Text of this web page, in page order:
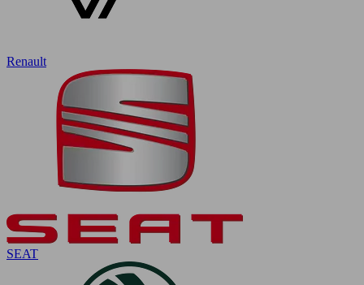
Renault
SEAT